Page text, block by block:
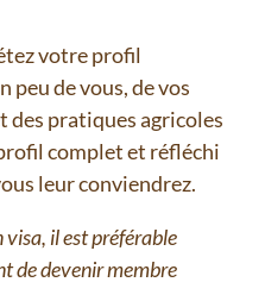
votre profil
peu de vous, de vos
des pratiques agricoles
complet et réfléchi
leur conviendrez.
visa, il est préférable
de devenir membre